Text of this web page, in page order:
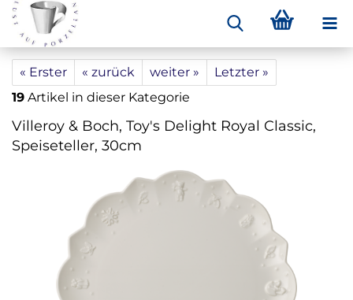
« Erster « zurück weiter »
Letzter »
19 Artikel in dieser Kategorie
Villeroy & Boch, Toy's Delight Royal Classic,
Speiseteller, 30cm